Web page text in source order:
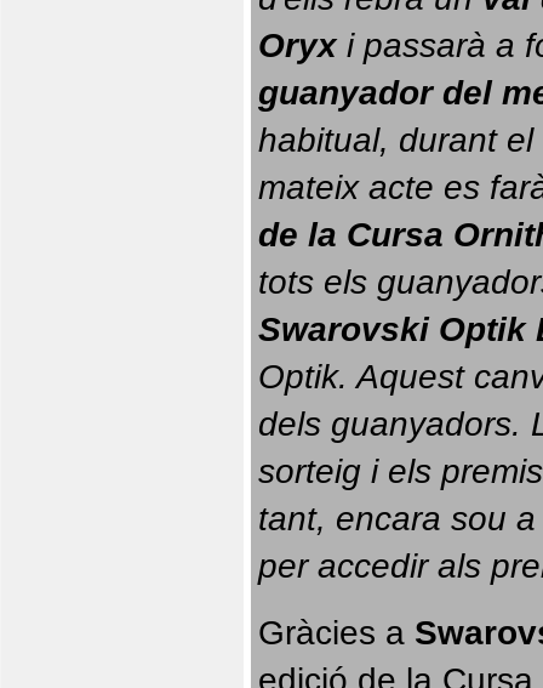
Oryx i passarà a
guanyador del
habitual, durant el
mateix acte es
de la Cursa
tots els
Swarovski Optik
Optik. Aquest
dels guanyadors.
sorteig i els
tant, encara sou
per accedir als
Gràcies a
edició de la